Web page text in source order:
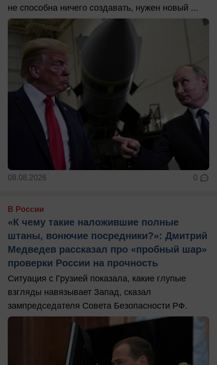
не способна ничего создавать, нужен новый ...
08.08.2026 0
В России
«К чему такие наложившие полные
штаны, вонючие посредники?»: Дмитрий
Медведев рассказал про «пробный шар»
проверки России на прочность
Ситуация с Грузией показала, какие глупые
взгляды навязывает Запад, сказал
зампредседателя Совета Безопасности РФ.